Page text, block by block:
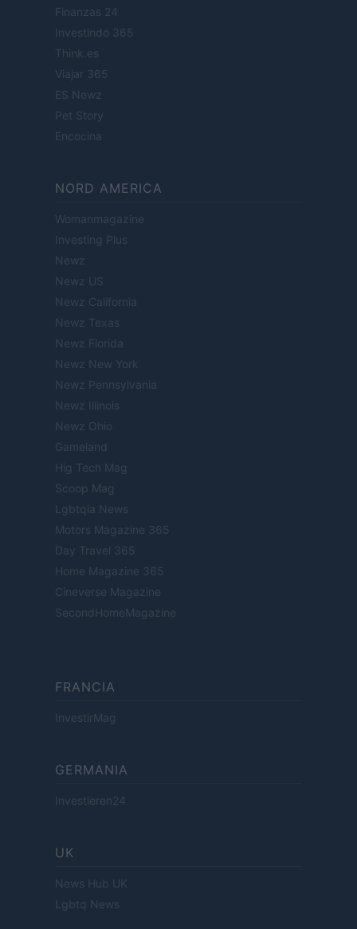
Finanzas 24
Investindo 365
Think.es
Viajar 365
ES Newz
Pet Story
Encocina
NORD AMERICA
Womanmagazine
Investing Plus
Newz
Newz US
Newz California
Newz Texas
Newz Florida
Newz New York
Newz Pennsylvania
Newz Illinois
Newz Ohio
Gameland
Hig Tech Mag
Scoop Mag
Lgbtqia News
Motors Magazine 365
Day Travel 365
Home Magazine 365
Cineverse Magazine
SecondHomeMagazine
FRANCIA
InvestirMag
GERMANIA
Investieren24
UK
News Hub UK
Lgbtq News